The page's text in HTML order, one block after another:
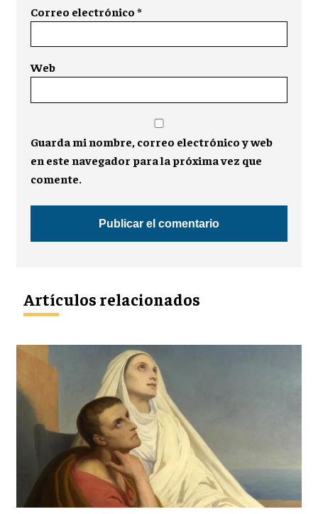
Correo electrónico*
Web
Guarda mi nombre, correo electrónico y web
en este navegador para la próxima vez que
comente.
Artículos relacionados